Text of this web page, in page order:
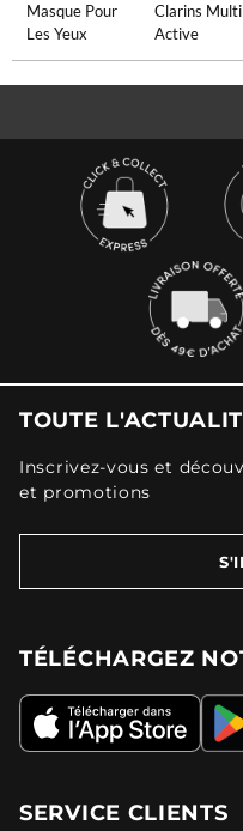
Masque Pour
Les Yeux
Clarins Multi
Active
TOUTE
Inscrivez-vous et
et promotions
TÉLÉCHARGEZ
SERVICE CLIENTS